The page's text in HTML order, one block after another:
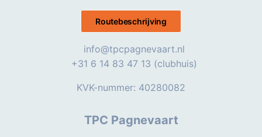
Routebeschrijving
info@tpcpagnevaart.nl
+31 6 14 83 47 13 (clubhuis)
KVK-nummer: 40280082
TPC Pagnevaart